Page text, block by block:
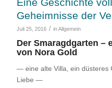
Geheimnisse der
Juli 25, 2016 / inAllgemein
Der Smaragdgarten –
von Nora Gold
— eine alte Villa, ein düsteres
Liebe —